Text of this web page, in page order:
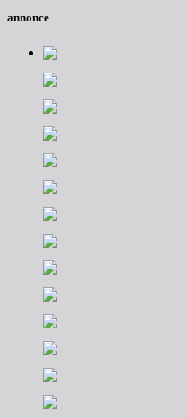
annonce